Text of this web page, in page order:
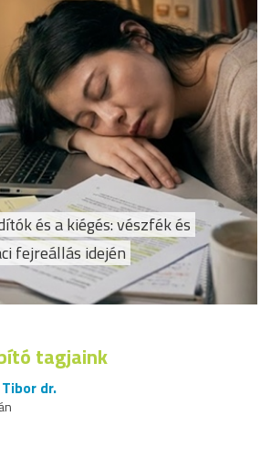
és a kiégés: vészfék és
fejreállás idején
tagjaink
dr.